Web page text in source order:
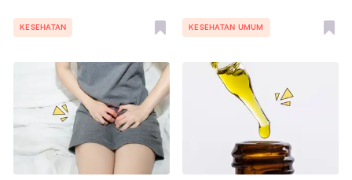
KESEHATAN KESEHATAN UMUM